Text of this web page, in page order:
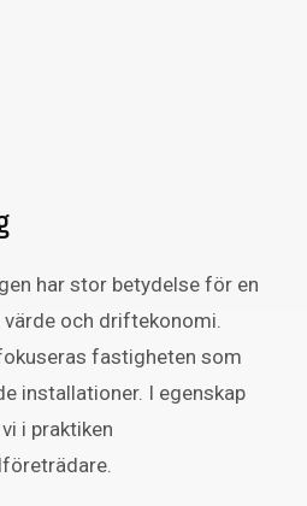
har stor betydelse för en
och driftekonomi.
fastigheten som
installationer. I egenskap
i praktiken